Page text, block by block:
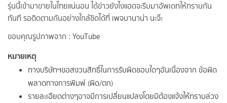
รุ่นนี้เข้ามาขายในไทยแน่นอน ได้ข่าวยังไงแอดจะรีบมาอัพเดทให้ทราบกัน
ทันที รอติดตามกันอย่างใกล้ชิดได้ที่ เพจบานาน่า นะจ๊ะ
ขอบคุณรูปภาพจาก : YouTube
หมายเหตุ
ทางบริษัทฯขอสงวนสิทธิ์ในการรับผิดชอบใดๆอันเนื่องจาก ข้อผิด
พลาดทางการพิมพ์ (ผิด/ตก)
รายละเอียดต่างๆอาจมีการเปลี่ยนแปลงโดยมิต้องแจ้งให้ทราบล่วง